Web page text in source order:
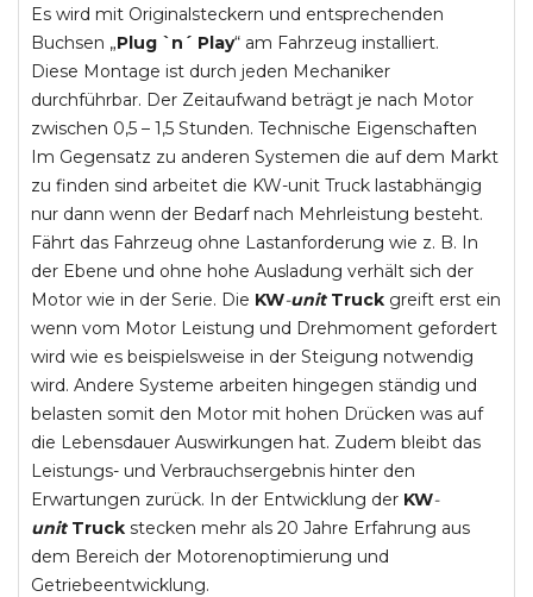
Es wird mit Originalsteckern und entsprechenden
Buchsen „Plug `n´ Play“ am Fahrzeug installiert.
Diese Montage ist durch jeden Mechaniker
durchführbar. Der Zeitaufwand beträgt je nach Motor
zwischen 0,5 – 1,5 Stunden. Technische Eigenschaften
Im Gegensatz zu anderen Systemen die auf dem Markt
zu finden sind arbeitet die KW-unit Truck lastabhängig
nur dann wenn der Bedarf nach Mehrleistung besteht.
Fährt das Fahrzeug ohne Lastanforderung wie z. B. In
der Ebene und ohne hohe Ausladung verhält sich der
Motor wie in der Serie. Die KW-unit Truck greift erst ein
wenn vom Motor Leistung und Drehmoment gefordert
wird wie es beispielsweise in der Steigung notwendig
wird. Andere Systeme arbeiten hingegen ständig und
belasten somit den Motor mit hohen Drücken was auf
die Lebensdauer Auswirkungen hat. Zudem bleibt das
Leistungs- und Verbrauchsergebnis hinter den
Erwartungen zurück. In der Entwicklung der KW-
unit Truck stecken mehr als 20 Jahre Erfahrung aus
dem Bereich der Motorenoptimierung und
Getriebeentwicklung.